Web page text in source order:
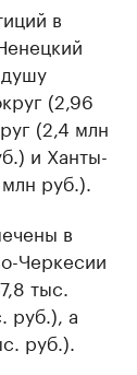
в
(2,96
(2,4 млн
и Ханты-
руб.).
в
Черкесии
тыс.
руб.), а
руб.).